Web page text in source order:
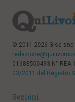
© 2011-2026 Gisa
01688500493 N° REA
03/2011 del Registro
Sezioni